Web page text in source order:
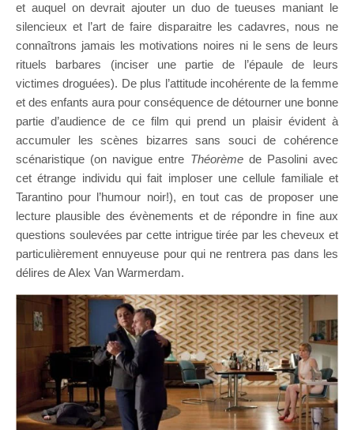
et auquel on devrait ajouter un duo de tueuses maniant le
silencieux et l’art de faire disparaitre les cadavres, nous ne
connaîtrons jamais les motivations noires ni le sens de leurs
rituels barbares (inciser une partie de l’épaule de leurs
victimes droguées). De plus l’attitude incohérente de la femme
et des enfants aura pour conséquence de détourner une bonne
partie d’audience de ce film qui prend un plaisir évident à
accumuler les scènes bizarres sans souci de cohérence
scénaristique (on navigue entre Théorèmede Pasolini avec
cet étrange individu qui fait imploser une cellule familiale et
Tarantino pour l’humour noir!), en tout cas de proposer une
lecture plausible des évènements et de répondre in fine aux
questions soulevées par cette intrigue tirée par les cheveux et
particulièrement ennuyeuse pour qui ne rentrera pas dans les
délires de Alex Van Warmerdam.